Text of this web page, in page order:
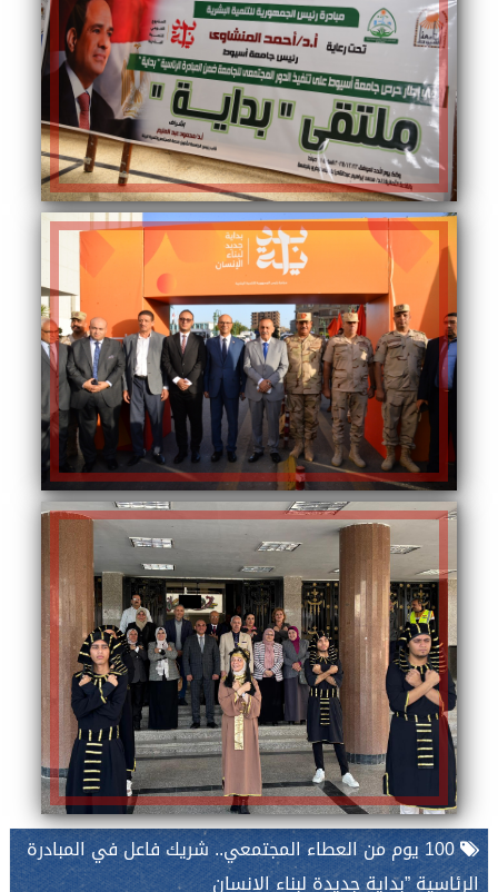
100 يوم من العطاء المجتمعي.. شريك فاعل في المبادرة
الرئاسية ”بداية جديدة لبناء الإنسان